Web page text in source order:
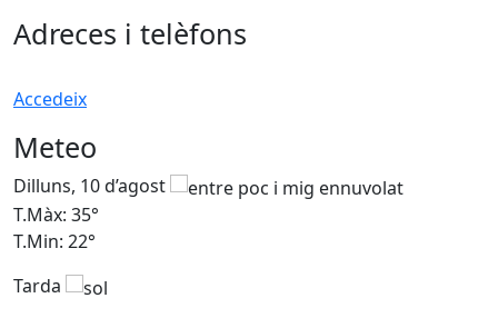
Adreces i telèfons
Accedeix
Meteo
Dilluns, 10 d’agost
T.Màx: 35°
T.Min: 22°
Tarda